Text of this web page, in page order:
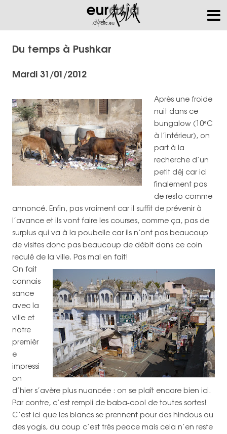
Du temps à Pushkar
Mardi 31/01/2012
Après une froide
nuit dans ce
bungalow (10°C
à l’intérieur), on
part à la
recherche d’un
petit déj car ici
finalement pas
de resto comme
annoncé. Enfin, pas vraiment car il suffit de prévenir à
l’avance et ils vont faire les courses, comme ça, pas de
surplus qui va à la poubelle car ils n’ont pas beaucoup
de visites donc pas beaucoup de débit dans ce coin
reculé de la ville. Pas mal en fait!
On fait
connais
sance
avec la
ville et
notre
premièr
e
impressi
on
d’hier s’avère plus nuancée : on se plaît encore bien ici.
Par contre, c’est rempli de baba-cool de toutes sortes!
C’est ici que les blancs se prennent pour des hindous ou
des yogis, du coup c’est très peace mais cela n’en reste